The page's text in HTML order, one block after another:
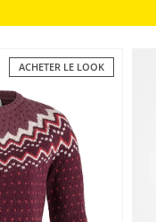
ACHETER LE LOOK